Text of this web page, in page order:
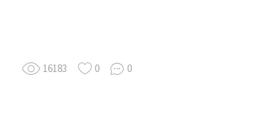
16183 0 0